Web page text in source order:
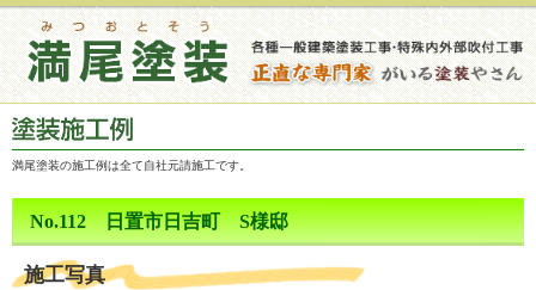
満尾塗装の施工例は全て自社元請施工です。
No.112 日置市日吉町 S様邸
施工写真